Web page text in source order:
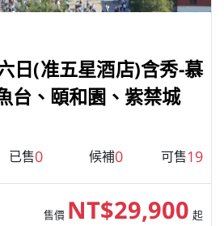
日(准五星酒店)含秀-慕
台、頤和園、紫禁城
已售0 候補0 可售19
售價 NT$29,900 起